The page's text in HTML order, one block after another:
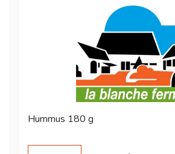
Hummus 180 g